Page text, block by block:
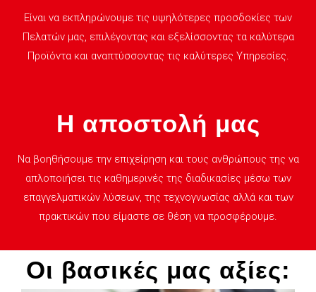
Είναι να εκπληρώνουμε τις υψηλότερες προσδοκίες των
Πελατών μας, επιλέγοντας και εξελίσσοντας τα καλύτερα
Προϊόντα και αναπτύσσοντας τις καλύτερες Υπηρεσίες.
Η αποστολή μας
Να βοηθήσουμε την επιχείρηση και τους ανθρώπους της να
απλοποιήσει τις καθημερινές της διαδικασίες μέσω των
επαγγελματικών λύσεων, της τεχνογνωσίας αλλά και των
πρακτικών που είμαστε σε θέση να προσφέρουμε.
Οι βασικές μας αξίες: